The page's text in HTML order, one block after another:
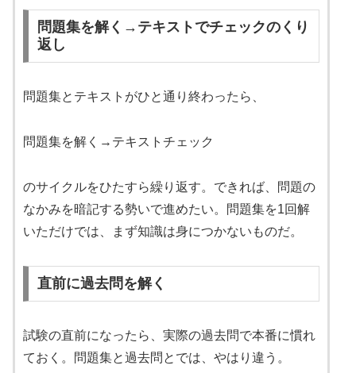
問題集を解く→テキストでチェックのくり
返し
問題集とテキストがひと通り終わったら、
問題集を解く→テキストチェック
のサイクルをひたすら繰り返す。できれば、問題の
なかみを暗記する勢いで進めたい。問題集を1回解
いただけでは、まず知識は身につかないものだ。
直前に過去問を解く
試験の直前になったら、実際の過去問で本番に慣れ
ておく。問題集と過去問とでは、やはり違う。